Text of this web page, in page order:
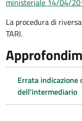
ministeriale 14/04/
La procedura di
TARI.
Errata indicazione
dell'intermediario